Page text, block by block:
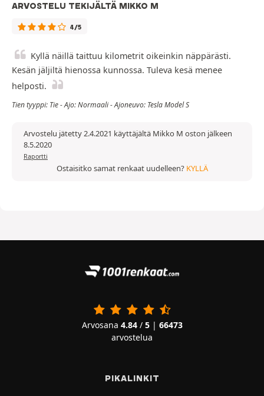
ARVOSTELU TEKIJÄLTÄ MIKKO M
4/5
Kyllä näillä taittuu kilometrit oikeinkin näppärästi.
Kesän jäljiltä hienossa kunnossa. Tuleva kesä menee
helposti.
Tien tyyppi: Tie - Ajo: Normaali - Ajoneuvo: Tesla Model S
Arvostelu jätetty 2.4.2021 käyttäjältä Mikko M oston jälkeen
8.5.2020
Raportti
Ostaisitko samat renkaat uudelleen? KYLLÄ
Arvosana 4.84/ 5| 66473
arvostelua
PIKALINKIT